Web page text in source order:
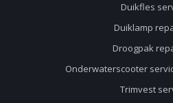
Duikfles
Duiklamp
Droogpak
Onderwaterscooter
Trimvest